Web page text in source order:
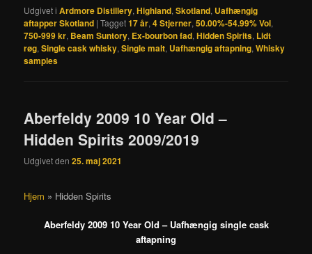
Udgivet i Ardmore Distillery,Highland,Skotland, Uafhængig
aftapper Skotland |Tagget17 år,4 Stjerner,50.00%-54.99% Vol,
750-999 kr, Beam Suntory, Ex-bourbon fad,Hidden Spirits, Lidt
røg,Single cask whisky,Single malt, Uafhængig aftapning,Whisky
samples
Aberfeldy 2009 10 Year Old –
Hidden Spirits 2009/2019
Udgivet den25. maj 2021
Hjem » Hidden Spirits
Aberfeldy 2009 10 Year Old – Uafhængig single cask
aftapning